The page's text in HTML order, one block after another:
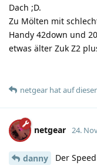
Dach ;D.
Zu Mölten mit
Handy 42down und
etwas älter Zuk Z2
netgear hatauf
netgear 24.
danny
Der